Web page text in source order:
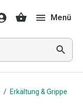
Menü
/ Erkältung & Grippe